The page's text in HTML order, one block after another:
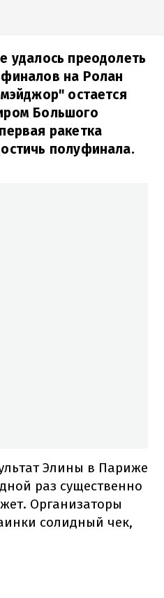
удалось преодолеть
на Ролан
остается
Большого
ракетка
полуфинала.
Элины в Париже
раз существенно
Организаторы
солидный чек,